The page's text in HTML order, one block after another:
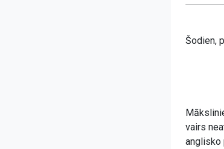
Šodien,
vairs
anglisko